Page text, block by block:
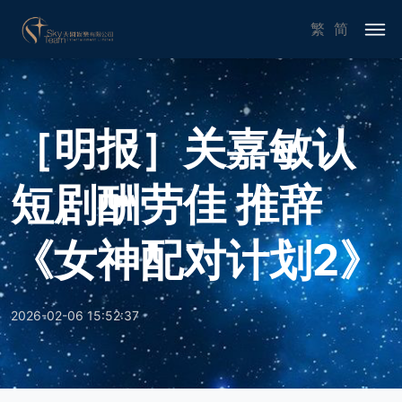
繁 简
［明报］关嘉敏认
短剧酬劳佳 推辞
《女神配对计划2》
2026-02-06 15:52:37